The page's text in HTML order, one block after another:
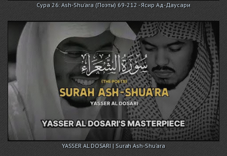
Сура 26: Ash-Shu'ara (Поэты) 69-212 - Ясир Ад-Даусари
YASSER AL DOSARI | Surah Ash-Shu'ara